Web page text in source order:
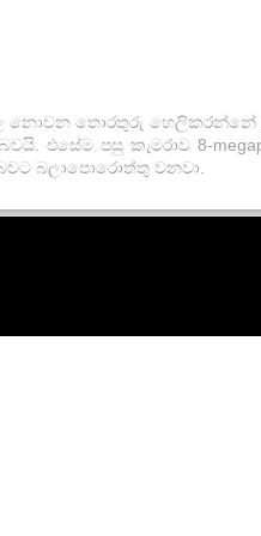
නොවන තොරතුරු හෙලිකරන්නේ
එසේම පසු කැමරාව 8-
බලාපොරොත්තු වනවා.